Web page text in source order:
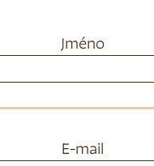
Jméno
E-mail